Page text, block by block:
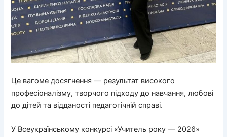
Це вагоме досягнення — результат високого
професіоналізму, творчого підходу до навчання, любові
до дітей та відданості педагогічній справі.
У Всеукраїнському конкурсі «Учитель року — 2026»